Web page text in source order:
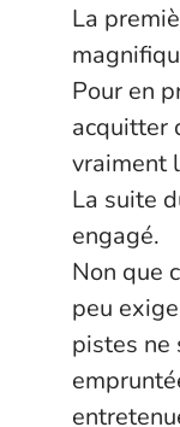
La
Pour en
acquitter
vraiment
La suite
engagé.
Non que
peu
pistes ne